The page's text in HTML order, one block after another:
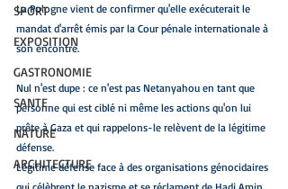
SPORT
EXPOSITION
GASTRONOMIE
SANTE
NATURE
ARCHITECTURE
La Pologne vient de confirmer qu'elle exécuterait le
mandat d'arrêt émis par la Cour pénale internationale à
son encontre.
Nul n'est dupe : ce n'est pas Netanyahou en tant que
personne qui est ciblé ni même les actions qu'on lui
prête à Gaza et qui rappelons-le relèvent de la légitime
défense.
Légitime défense face à des organisations génocidaires